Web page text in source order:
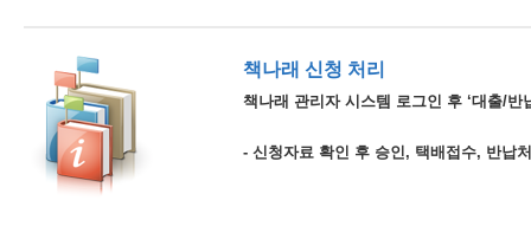
책나래 신청 처리
책나래 관리자 시스템 로그인 후 ‘대출/반
- 신청자료 확인 후 승인, 택배접수, 반납